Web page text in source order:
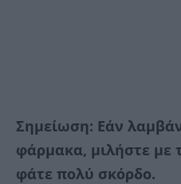
Σημείωση: Εάν
φάρμακα, μιλήστε με
φάτε πολύ σκόρδο.